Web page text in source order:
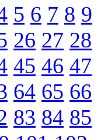
5 6 7 8 9
26 27 28
45 46 47
64 65 66
83 84 85